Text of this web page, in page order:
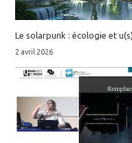
Le solarpunk : écologie et
2 avril 2026